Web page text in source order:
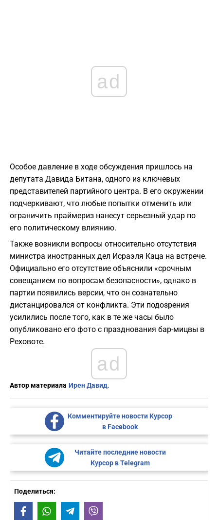
ad
Особое давление в ходе обсуждения пришлось на
депутата Давида Битана, одного из ключевых
представителей партийного центра. В его окружении
подчеркивают, что любые попытки отменить или
ограничить праймериз нанесут серьезный удар по
его политическому влиянию.
Также возникли вопросы относительно отсутствия
министра иностранных дел Исраэля Каца на встрече.
Официально его отсутствие объяснили «срочным
совещанием по вопросам безопасности», однако в
партии появились версии, что он сознательно
дистанцировался от конфликта. Эти подозрения
усилились после того, как в те же часы было
опубликовано его фото с празднования бар-мицвы в
Реховоте.
ad
Автор материала Ирен Давид.
Комментируйте новости Курсор
в Facebook
Читайте последние новости
Курсор в Telegram
Поделиться:
FacebookWhatsAppTelegram